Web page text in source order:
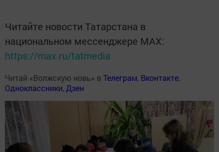
Читайте новости Татарстана в
национальном мессенджере MАХ:
https://max.ru/tatmedia
Читай «Волжскую новь» в Телеграм, Вконтакте,
Одноклассники, Дзен